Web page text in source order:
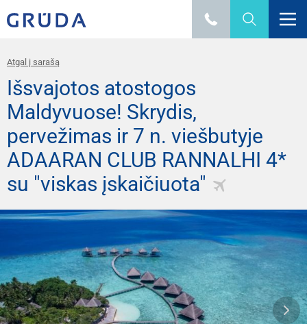
Atgal į sarašą
Išsvajotos atostogos
Maldyvuose! Skrydis,
pervežimas ir 7 n. viešbutyje
ADAARAN CLUB RANNALHI 4*
su "viskas įskaičiuota"